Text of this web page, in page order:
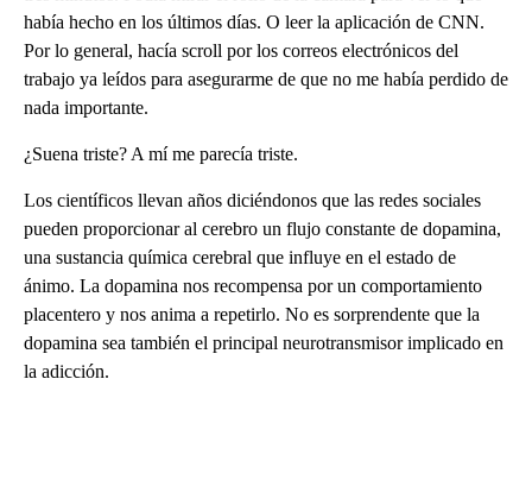
había hecho en los últimos días. O leer la aplicación de CNN.
Por lo general, hacía scroll por los correos electrónicos del
trabajo ya leídos para asegurarme de que no me había perdido de
nada importante.
¿Suena triste? A mí me parecía triste.
Los científicos llevan años diciéndonos que las redes sociales
pueden proporcionar al cerebro un flujo constante de dopamina,
una sustancia química cerebral que influye en el estado de
ánimo. La dopamina nos recompensa por un comportamiento
placentero y nos anima a repetirlo. No es sorprendente que la
dopamina sea también el principal neurotransmisor implicado en
la adicción.